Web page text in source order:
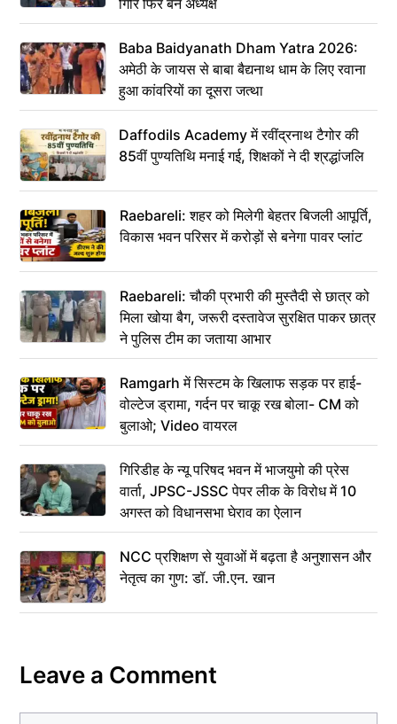
गिरि फिर बने अध्यक्ष
Baba Baidyanath Dham Yatra 2026:
अमेठी के जायस से बाबा बैद्यनाथ धाम के लिए रवाना
हुआ कांवरियों का दूसरा जत्था
Daffodils Academy में रवींद्रनाथ टैगोर की
85वीं पुण्यतिथि मनाई गई, शिक्षकों ने दी श्रद्धांजलि
Raebareli: शहर को मिलेगी बेहतर बिजली आपूर्ति,
विकास भवन परिसर में करोड़ों से बनेगा पावर प्लांट
Raebareli: चौकी प्रभारी की मुस्तैदी से छात्र को
मिला खोया बैग, जरूरी दस्तावेज सुरक्षित पाकर छात्र
ने पुलिस टीम का जताया आभार
Ramgarh में सिस्टम के खिलाफ सड़क पर हाई-
वोल्टेज ड्रामा, गर्दन पर चाकू रख बोला- CM को
बुलाओ; Video वायरल
गिरिडीह के न्यू परिषद भवन में भाजयुमो की प्रेस
वार्ता, JPSC-JSSC पेपर लीक के विरोध में 10
अगस्त को विधानसभा घेराव का ऐलान
NCC प्रशिक्षण से युवाओं में बढ़ता है अनुशासन और
नेतृत्व का गुण: डॉ. जी.एन. खान
Leave a Comment